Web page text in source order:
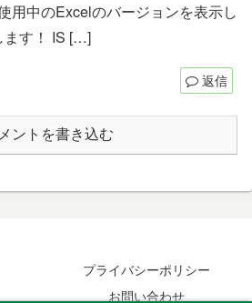
用中のExcelのバージョンを表示し
ます！ IS […]
返信
ントを書き込む
プライバシーポリシー
お問い合わせ